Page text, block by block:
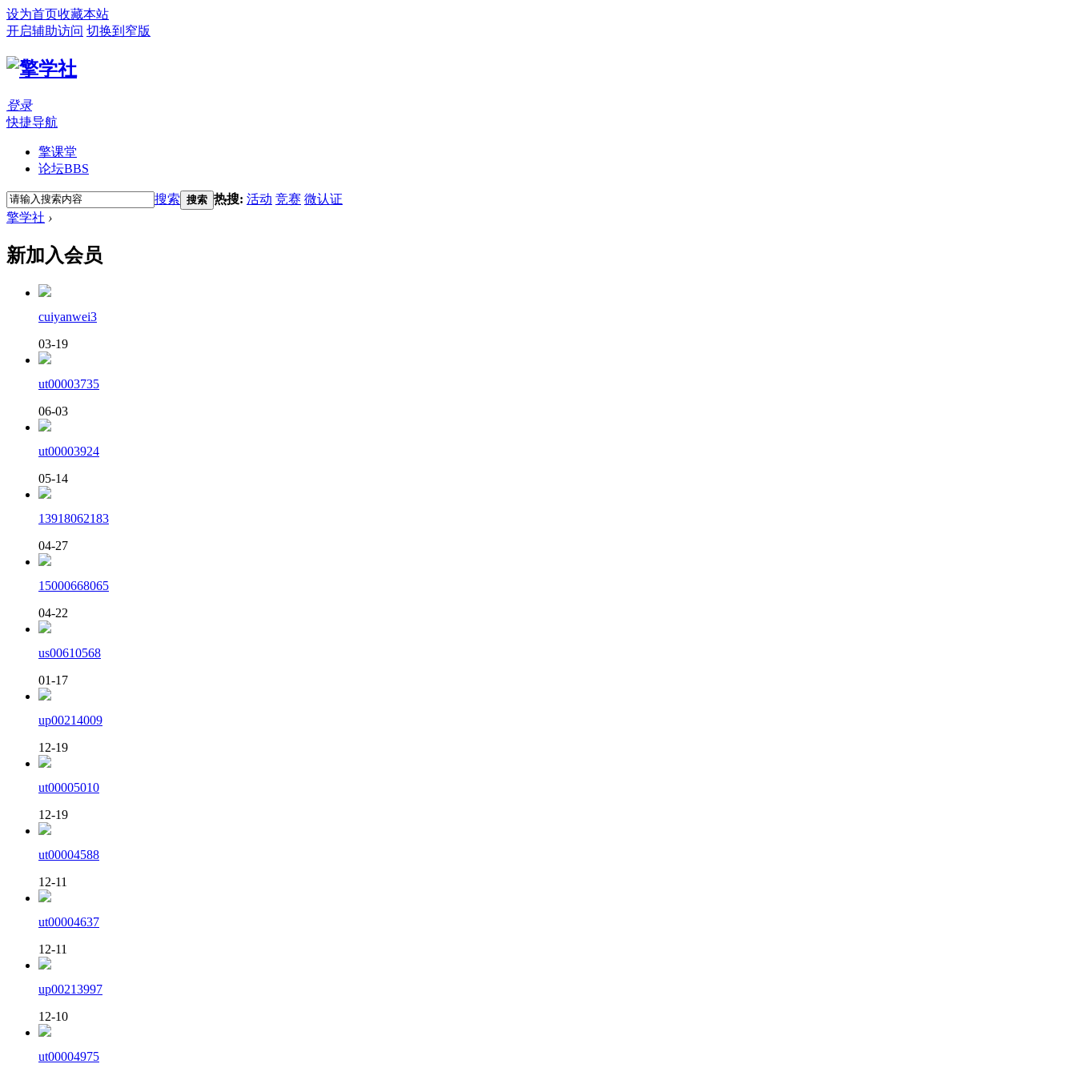
设为首页收藏本站
开启辅助访问 切换到窄版
登录
快捷导航
擎课堂
论坛BBS
搜索 搜索 热搜: 活动 竞赛 微认证
擎学社 ›
新加入会员
cuiyanwei3
03-19
ut00003735
06-03
ut00003924
05-14
13918062183
04-27
15000668065
04-22
us00610568
01-17
up00214009
12-19
ut00005010
12-19
ut00004588
12-11
ut00004637
12-11
up00213997
12-10
ut00004975